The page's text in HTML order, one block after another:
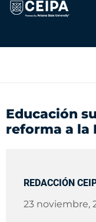
contenido
Educación
reforma a la
REDACCIÓN
23 noviembre,